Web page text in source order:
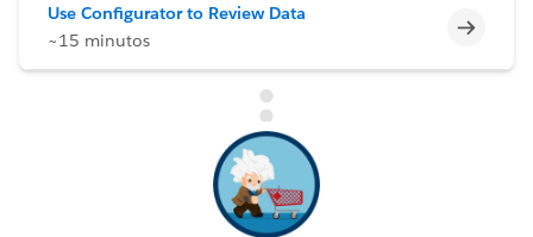
Use Configurator to Review Data
~15 minutos